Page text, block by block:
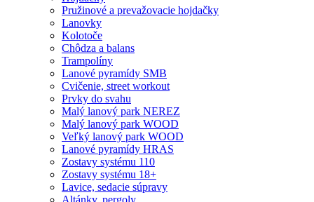
Pružinové a prevažovacie hojdačky
Lanovky
Kolotoče
Chôdza a balans
Trampolíny
Lanové pyramídy SMB
Cvičenie, street workout
Prvky do svahu
Malý lanový park NEREZ
Malý lanový park WOOD
Veľký lanový park WOOD
Lanové pyramídy HRAS
Zostavy systému 110
Zostavy systému 18+
Lavice, sedacie súpravy
Altánky, pergoly